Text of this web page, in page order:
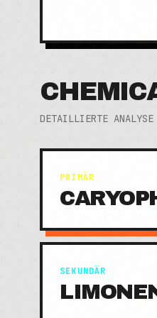
DETAILLIERTE
PRIMÄR
SEKUNDÄR